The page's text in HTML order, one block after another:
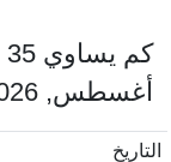
أغسطس, 2026
التاريخ